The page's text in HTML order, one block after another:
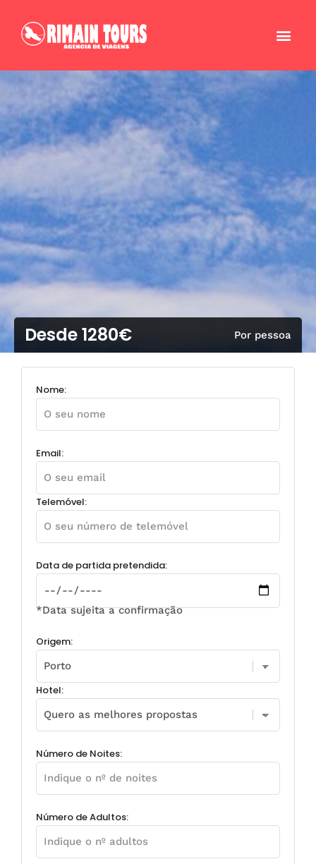
Desde 1280€ Por pessoa
Nome:
Email:
Telemóvel:
Data de partida pretendida:
*Data sujeita a confirmação
Origem:
Hotel:
Número de Noites:
Número de Adultos: